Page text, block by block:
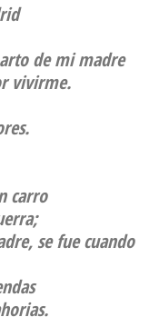
de mi madre
vivirme.
carro
se fue cuando